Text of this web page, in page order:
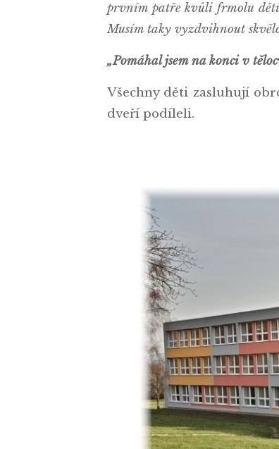
prvním patře kvůli frmolu dětí
Musím taky vyzdvihnout
„Pomáhal jsem na konci v
Všechny děti zasluhují
dveří podíleli.